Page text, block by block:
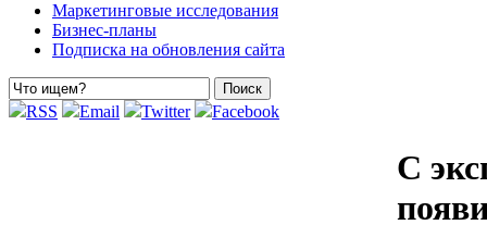
Маркетинговые исследования
Бизнес-планы
Подписка на обновления сайта
RSS Email Twitter Facebook
С